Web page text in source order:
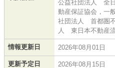
公益社団法人 全
動産保証協会，一
社団法人 首都圏
人 東日本不動産
情報更新日 2026年08月01日
更新予定日 2026年08月15日